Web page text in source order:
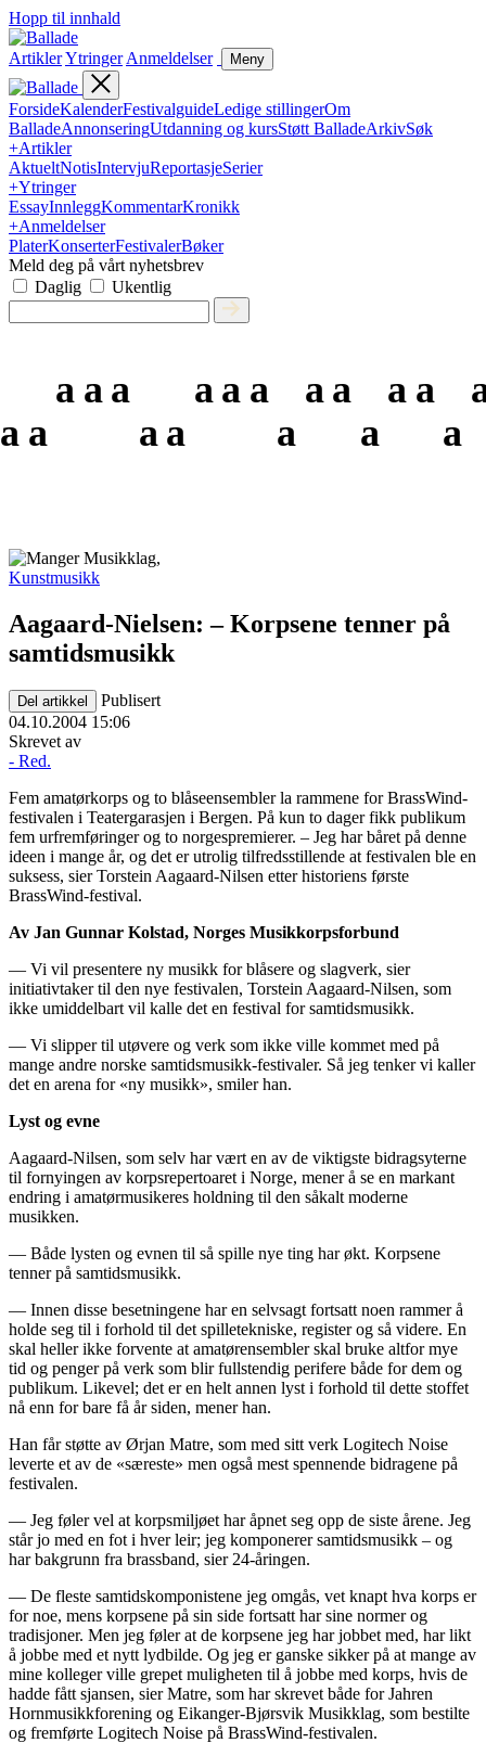
Hopp til innhald
ArtiklerYtringer Anmeldelser Meny
ForsideKalenderFestivalguideLedige stillingerOm
BalladeAnnonseringUtdanning og kursStøtt BalladeArkivSøk
+Artikler
AktueltNotisIntervjuReportasjeSerier
+Ytringer
EssayInnleggKommentarKronikk
+Anmeldelser
PlaterKonserterFestivalerBøker
Meld deg på vårt nyhetsbrev
Daglig
Ukentlig
a
a
a
a
a
Kunstmusikk
Aagaard-Nielsen: – Korpsene tenner på
samtidsmusikk
Del artikkel
Publisert
04.10.2004 15:06
Skrevet av
- Red.
Fem amatørkorps og to blåseensembler la rammene for BrassWind-
festivalen i Teatergarasjen i Bergen. På kun to dager fikk publikum
fem urfremføringer og to norgespremierer. – Jeg har båret på denne
ideen i mange år, og det er utrolig tilfredsstillende at festivalen ble en
suksess, sier Torstein Aagaard-Nilsen etter historiens første
BrassWind-festival.
Av Jan Gunnar Kolstad, Norges Musikkorpsforbund
— Vi vil presentere ny musikk for blåsere og slagverk, sier
initiativtaker til den nye festivalen, Torstein Aagaard-Nilsen, som
ikke umiddelbart vil kalle det en festival for samtidsmusikk.
— Vi slipper til utøvere og verk som ikke ville kommet med på
mange andre norske samtidsmusikk-festivaler. Så jeg tenker vi kaller
det en arena for «ny musikk», smiler han.
Lyst og evne
Aagaard-Nilsen, som selv har vært en av de viktigste bidragsyterne
til fornyingen av korpsrepertoaret i Norge, mener å se en markant
endring i amatørmusikeres holdning til den såkalt moderne
musikken.
— Både lysten og evnen til så spille nye ting har økt. Korpsene
tenner på samtidsmusikk.
— Innen disse besetningene har en selvsagt fortsatt noen rammer å
holde seg til i forhold til det spilletekniske, register og så videre. En
skal heller ikke forvente at amatørensembler skal bruke altfor mye
tid og penger på verk som blir fullstendig perifere både for dem og
publikum. Likevel; det er en helt annen lyst i forhold til dette stoffet
nå enn for bare få år siden, mener han.
Han får støtte av Ørjan Matre, som med sitt verk Logitech Noise
leverte et av de «særeste» men også mest spennende bidragene på
festivalen.
— Jeg føler vel at korpsmiljøet har åpnet seg opp de siste årene. Jeg
står jo med en fot i hver leir; jeg komponerer samtidsmusikk – og
har bakgrunn fra brassband, sier 24-åringen.
— De fleste samtidskomponistene jeg omgås, vet knapt hva korps er
for noe, mens korpsene på sin side fortsatt har sine normer og
tradisjoner. Men jeg føler at de korpsene jeg har jobbet med, har likt
å jobbe med et nytt lydbilde. Og jeg er ganske sikker på at mange av
mine kolleger ville grepet muligheten til å jobbe med korps, hvis de
hadde fått sjansen, sier Matre, som har skrevet både for Jahren
Hornmusikkforening og Eikanger-Bjørsvik Musikklag, som bestilte
og fremførte Logitech Noise på BrassWind-festivalen.